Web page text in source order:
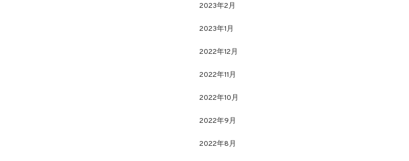
2023年2月
2023年1月
2022年12月
2022年11月
2022年10月
2022年9月
2022年8月